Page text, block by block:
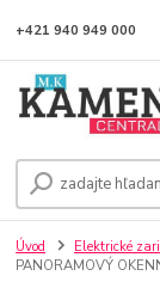
+421 940 949 000
Úvod Elektrické
PANORAMOVÝ